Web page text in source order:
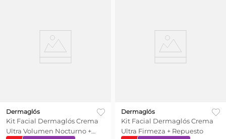
Dermaglós
Kit Facial Dermaglós Crema
Ultra Volumen Nocturno +
Dermaglós
Kit Facial Dermaglós Crema
Ultra Firmeza + Repuesto